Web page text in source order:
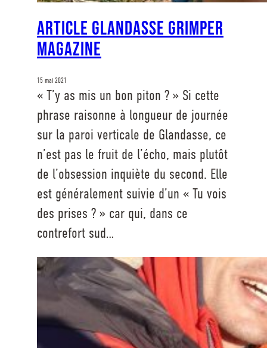
Article Glandasse Grimper
Magazine
15 mai 2021
« T’y as mis un bon piton ? » Si cette
phrase raisonne à longueur de journée
sur la paroi verticale de Glandasse, ce
n’est pas le fruit de l’écho, mais plutôt
de l’obsession inquiète du second. Elle
est généralement suivie d’un « Tu vois
des prises ? » car qui, dans ce
contrefort sud…